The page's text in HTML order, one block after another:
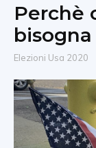
Perchè
Elezioni Usa 2020